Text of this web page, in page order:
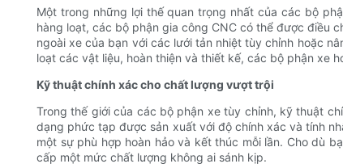
Một trong những lợi thế quan trọng nhất của các bộ
hàng loạt, các bộ phận gia công CNC có thể được điều
ngoài xe của bạn với các lưới tản nhiệt tùy chỉnh hoặc
loạt các vật liệu, hoàn thiện và thiết kế, các bộ phận xe
Kỹ thuật chính xác cho chất lượng vượt trội
Trong thế giới của các bộ phận xe tùy chỉnh, kỹ thuật
dạng phức tạp được sản xuất với độ chính xác và tính
một sự phù hợp hoàn hảo và kết thúc mỗi lần. Cho dù
cấp một mức chất lượng không ai sánh kịp.